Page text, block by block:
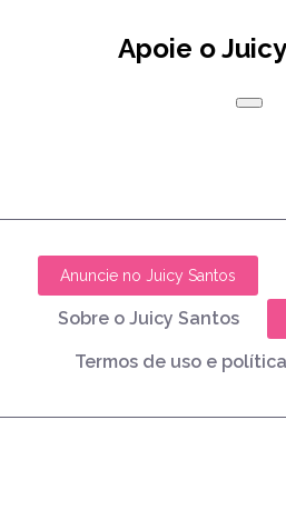
Apoie o
Anuncie no Juicy Santos
Sobre o Juicy Santos
Termos de uso e